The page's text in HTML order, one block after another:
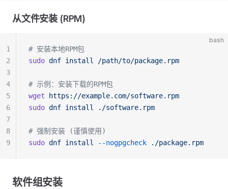
从文件安装 (RPM)
bash
# 安装本地RPM包
sudo dnf install /path/to/package.rpm
# 示例：安装下载的RPM包
wget https://example.com/software.rpm
sudo dnf install ./software.rpm
# 强制安装 (谨慎使用)
sudo dnf install --nogpgcheck ./package.rpm
1
2
3
4
5
6
7
8
9
软件组安装